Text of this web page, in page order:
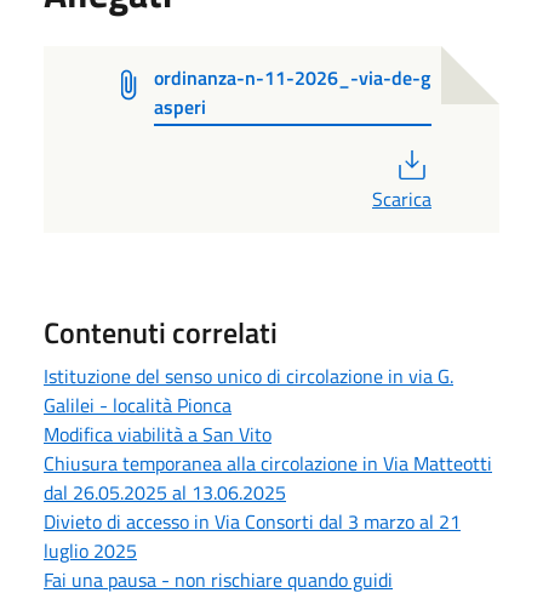
ordinanza-n-11-2026_-via-de-g
asperi
Scarica
Contenuti correlati
Istituzione del senso unico di circolazione in via G.
Galilei - località Pionca
Modifica viabilità a San Vito
Chiusura temporanea alla circolazione in Via Matteotti
dal 26.05.2025 al 13.06.2025
Divieto di accesso in Via Consorti dal 3 marzo al 21
luglio 2025
Fai una pausa - non rischiare quando guidi